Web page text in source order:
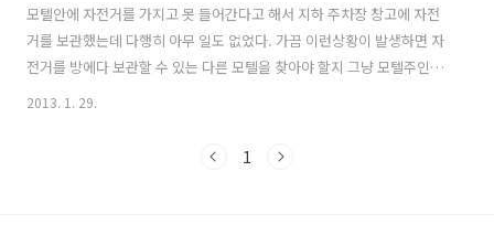
모텔안에 자전거를 가지고 못 들어간다고 해서 지하 주차장 창고에 자전
거를 보관했는데 다행히 아무 일도 없었다. 가끔 이런상황이 발생하면 자
전거를 방에다 보관할 수 있는 다른 모텔을 찾아야 할지 그냥 모텔주인을
믿고 맡길지 갈등을 하곤 한다. 모텔주인이 믿고 맡기라고는 하지만 사실
아볼 예정이다. 그 첫번째로 선덕여왕릉... 선덕여왕은 신라 제 27대 왕
2013. 1. 29.
1